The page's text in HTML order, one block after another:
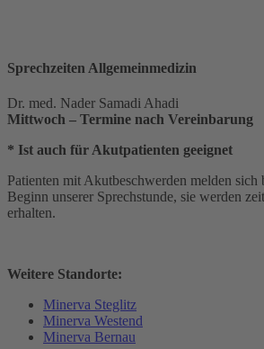
Sprechzeiten Allgemeinmedizin
Dr. med. Nader Samadi Ahadi
Mittwoch – Termine nach Vereinbarung
* Ist auch für Akutpatienten geeignet
Patienten mit Akutbeschwerden melden sich
Beginn unserer Sprechstunde, sie werden
erhalten.
Weitere Standorte:
Minerva Steglitz
Minerva Westend
Minerva Bernau